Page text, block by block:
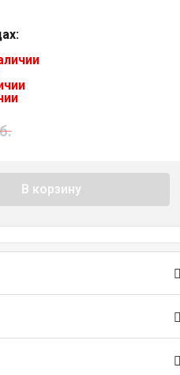
В корзину